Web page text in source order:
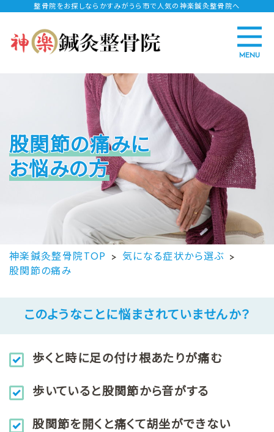
整骨院をお探しならかすみがうら市で人気の神楽鍼灸整骨院へ
MENU
股関節の痛みに
お悩みの方
神楽鍼灸整骨院TOP
気になる症状から選ぶ
股関節の痛み
このようなことに悩まされていませんか？
歩くと時に足の付け根あたりが痛む
歩いていると股関節から音がする
股関節を開くと痛くて胡坐ができない